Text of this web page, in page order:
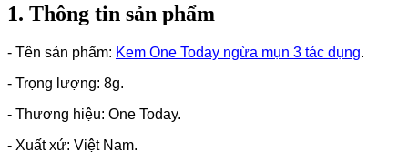
1. Thông tin sản phẩm
- Tên sản phẩm: Kem One Today ngừa mụn 3 tác dụng.
- Trọng lượng: 8g.
- Thương hiệu: One Today.
- Xuất xứ: Việt Nam.